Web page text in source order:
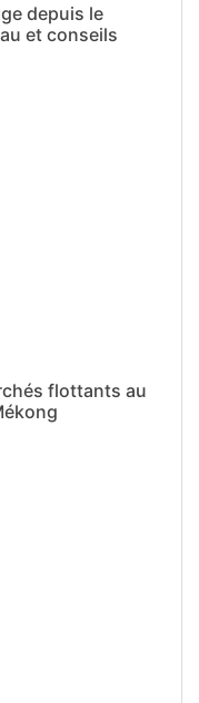
depuis le
et conseils
flottants au